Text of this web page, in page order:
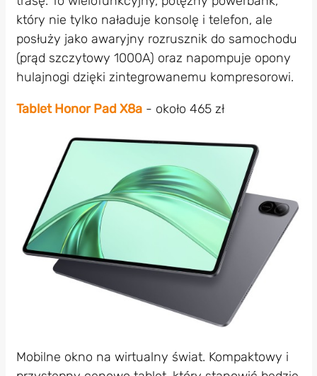
który nie tylko naładuje konsolę i telefon, ale
posłuży jako awaryjny rozrusznik do samochodu
(prąd szczytowy 1000A) oraz napompuje opony
hulajnogi dzięki zintegrowanemu kompresorowi.
Tablet Honor Pad X8a- około 465 zł
Mobilne okno na wirtualny świat. Kompaktowy i